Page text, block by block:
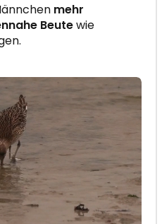
mehr
Beutewie